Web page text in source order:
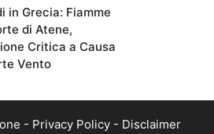
in Grecia: Fiamme
di Atene,
Critica a Causa
Vento
- Privacy Policy - Disclaimer